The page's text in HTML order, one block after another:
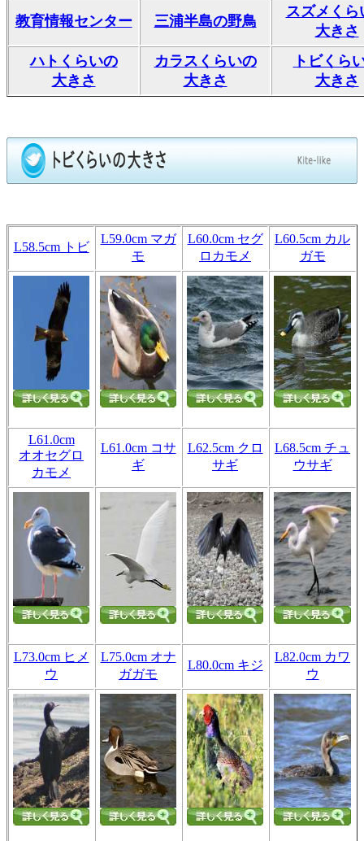
教育情報センター 三浦半島の野鳥
スズメくら
大きさ
ハトくらいの
大きさ
カラスくらいの
大きさ
トビくら
大きさ
L58.5cm トビ
L59.0cm マガ
モ
L60.0cm セグ
ロカモメ
L60.5cm カル
ガモ
L61.0cm
オオセグロ
カモメ
L61.0cm コサ
ギ
L62.5cm クロ
サギ
L68.5cm チュ
ウサギ
L73.0cm ヒメ
ウ
L75.0cm オナ
ガガモ
L80.0cm キジ
L82.0cm カワ
ウ